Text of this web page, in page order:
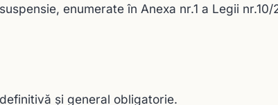
enumerate în Anexa nr.1 a Legii
și general obligatorie.